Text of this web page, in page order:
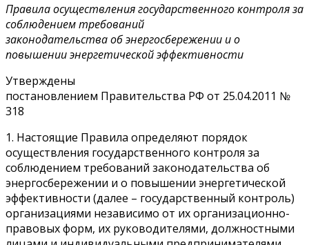
Правила осуществления государственного контроля за
соблюдением требований
законодательства об энергосбережении и о
повышении энергетической эффективности
Утверждены
постановлением Правительства РФ от 25.04.2011 №
318
1. Настоящие Правила определяют порядок
осуществления государственного контроля за
соблюдением требований законодательства об
энергосбережении и о повышении энергетической
эффективности (далее – государственный контроль)
организациями независимо от их организационно-
правовых форм, их руководителями, должностными